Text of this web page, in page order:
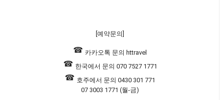
[예약문의]
☎ 카카오톡 문의 httravel
☎ 한국에서 문의 070 7527 1771
☎ 호주에서 문의 0430 301 771
07 3003 1771 (월-금​)